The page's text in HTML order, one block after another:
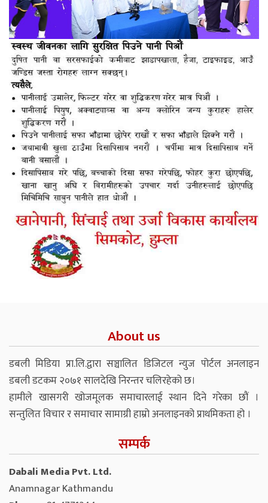
About us
डबली मिडिया प्रा.लि.द्वारा सञ्चालित डिजिटल न्युज पोर्टल अनलाइन
डबली डटकम २०७१ सालदेखि निरन्तर चलिरहेको छ।
हामीले खासगरी खोजमूलक समाचारलाई स्थान दिने गरेका छौं ।
सन्तुलित विचार र समाचार सामाग्री हाम्रो अनलाइनको प्राथमिकता हो ।
सम्पर्क
Dabali Media Pvt. Ltd.
Anamnagar Kathmandu